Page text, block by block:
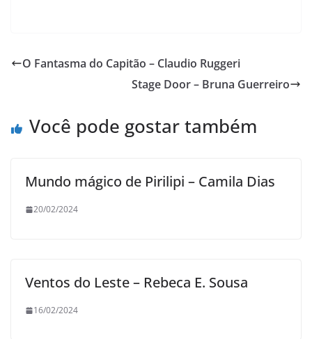
O Fantasma do Capitão – Claudio Ruggeri
Stage Door – Bruna Guerreiro
Você pode gostar também
Mundo mágico de Pirilipi – Camila Dias
20/02/2024
Ventos do Leste – Rebeca E. Sousa
16/02/2024